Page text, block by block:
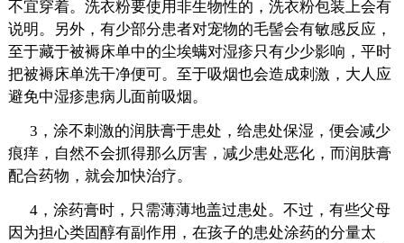
不宜穿着。洗衣粉要使用非生物性的，洗衣粉包装上会有
说明。另外，有少部分患者对宠物的毛髻会有敏感反应，
至于藏于被褥床单中的尘埃螨对湿疹只有少少影响，平时
把被褥床单洗干净便可。至于吸烟也会造成刺激，大人应
避免中湿疹患病儿面前吸烟。
3，涂不刺激的润肤膏于患处，给患处保湿，便会减少
痕痒，自然不会抓得那么厉害，减少患处恶化，而润肤膏
配合药物，就会加快治疗。
4，涂药膏时，只需薄薄地盖过患处。不过，有些父母
因为担心类固醇有副作用，在孩子的患处涂药的分量太